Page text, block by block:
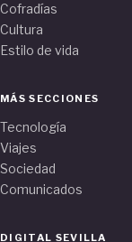
Cofradías
Cultura
Estilo de vida
MÁS SECCIONES
Tecnología
Viajes
Sociedad
Comunicados
DIGITAL SEVILLA